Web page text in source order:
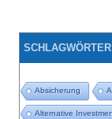
SCHLAGWÖRTER
Absicherung
Alternative